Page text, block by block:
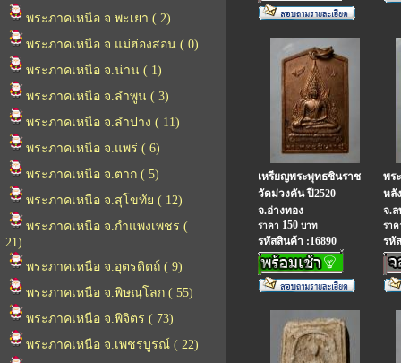
พระภาคเหนือ จ.พะเยา ( 2)
พระภาคเหนือ จ.แม่ฮ่องสอน ( 0)
พระภาคเหนือ จ.น่าน ( 1)
พระภาคเหนือ จ.ลำพูน ( 3)
พระภาคเหนือ จ.ลำปาง ( 11)
พระภาคเหนือ จ.แพร่ ( 6)
พระภาคเหนือ จ.ตาก ( 5)
พระภาคเหนือ จ.สุโขทัย ( 12)
พระภาคเหนือ จ.กำแพงเพชร (
21)
พระภาคเหนือ จ.อุตรดิตถ์ ( 9)
พระภาคเหนือ จ.พิษณุโลก ( 55)
พระภาคเหนือ จ.พิจิตร ( 73)
พระภาคเหนือ จ.เพชรบูรณ์ ( 22)
เหรียญพระพุทธชินราช
วัดม่วงคัน ปี2520
จ.อ่างทอง
ราคา 150 บาท
รหัสสินค้า :16890
พร
หลั
จ.ล
รา
รหั